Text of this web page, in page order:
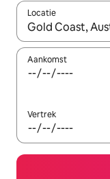
Locatie
Wanneer er
Aankomst
Vertrek